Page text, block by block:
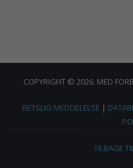
COPYRIGHT © 2026. MED
RETSLIG MEDDELELSE |
TILBAGE